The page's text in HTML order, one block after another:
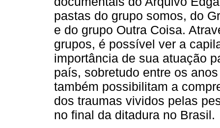
pastas do grupo somos, do
e do grupo Outra Coisa.
grupos, é possível ver a
importância de sua atuação
país, sobretudo entre os
também possibilitam a
dos traumas vividos pelas
no final da ditadura no Brasil.